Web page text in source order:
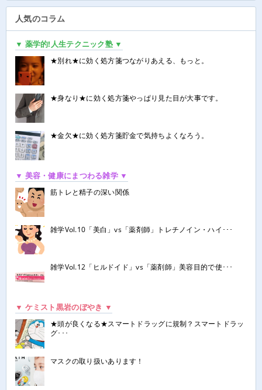
人気のコラム
▼ 薬学的!人生テクニック塾 ▼
★別れ★に効く処方箋つながりあえる、もっと。
★身なり★に効く処方箋やっぱり見た目が大事です。
★金欠★に効く処方箋貯金で気持ちよくなろう。
▼ 美容・健康にまつわる雑学 ▼
筋トレと精子の深い関係
雑学Vol.10「美白」vs「薬剤師」トレチノイン・ハイ･･･
雑学Vol.12「ヒルドイド」vs「薬剤師」美容目的で使･･･
▼ ケミスト黒岩のぼやき ▼
★頭が良くなる★スマートドラッグに規制？スマートドラッ
グ･･･
マスクの取り扱いあります！